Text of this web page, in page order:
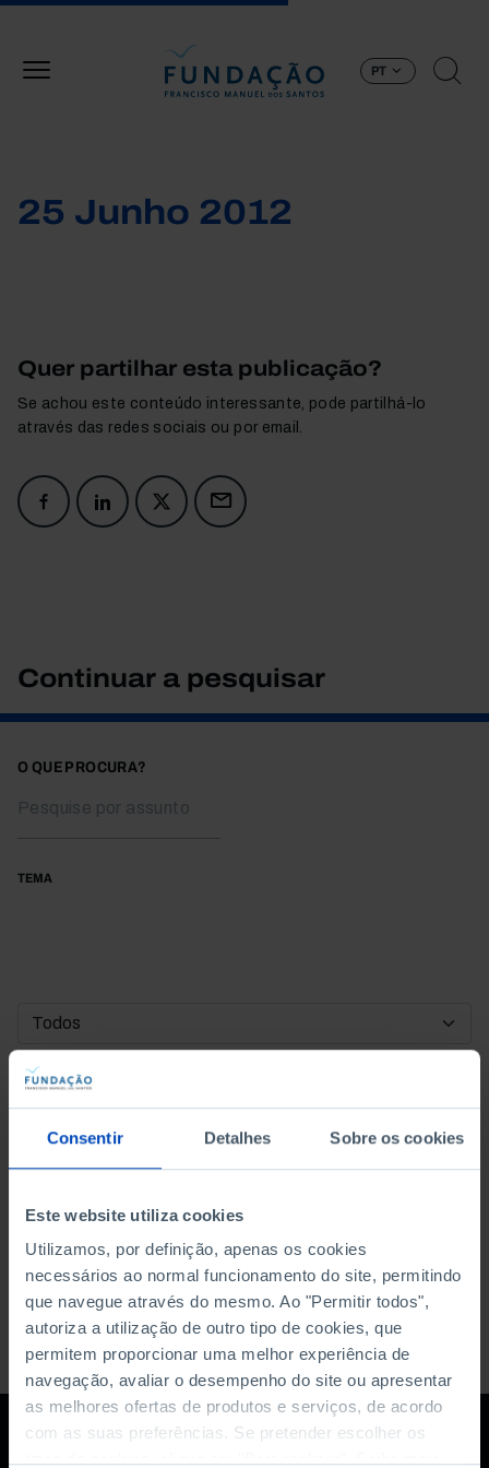
Consentir Detalhes Sobre os cookies
Este website utiliza cookies
Utilizamos, por definição, apenas os cookies
necessários ao normal funcionamento do site, permitindo
que navegue através do mesmo. Ao "Permitir todos",
autoriza a utilização de outro tipo de cookies, que
permitem proporcionar uma melhor experiência de
navegação, avaliar o desempenho do site ou apresentar
as melhores ofertas de produtos e serviços, de acordo
com as suas preferências. Se pretender escolher os
PT
25 Junho 2012
Quer partilhar esta publicação?
Se achou este conteúdo interessante, pode partilhá-lo
através das redes sociais ou por email.
Continuar a pesquisar
O QUE PROCURA?
TEMA
DATA DE INÍCIO
DATA DE FIM